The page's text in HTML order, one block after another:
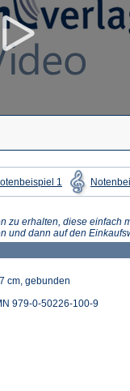
1
(Öffnet
in
einem
Tab)
zu erhalten, diese einfach
und dann auf den
cm, gebunden
979-0-50226-100-9